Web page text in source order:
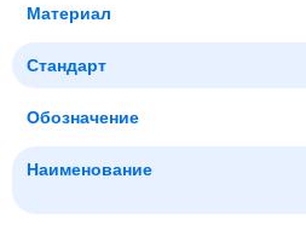
Материал
Стандарт
Обозначение
Наименование